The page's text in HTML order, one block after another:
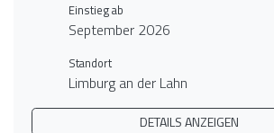
Einstieg ab
September 2026
Standort
Limburg an der Lahn
DETAILS ANZEIGEN